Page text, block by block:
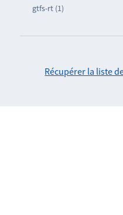
gtfs-rt (1)
Récupérer la liste